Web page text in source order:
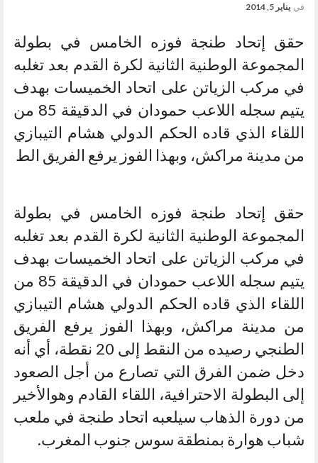
في يناير 5, 2014
حقق إتحاد طنجة فوزه الخامس في بطولة
المجموعة الوطنية الثانية لكرة القدم بعد تغلبه
في مركب الزياتن على اتحاد الخميسات بهدف
يتيم سجله اللاعب حمودان في الدقيقة 85 من
اللقاء الذي قاده الحكم الدولي هشام التيبازي
من مدينة مراكش، وبهذا الفوز يرفع الفريق الط
حقق إتحاد طنجة فوزه الخامس في بطولة
المجموعة الوطنية الثانية لكرة القدم بعد تغلبه
في مركب الزياتن على اتحاد الخميسات بهدف
يتيم سجله اللاعب حمودان في الدقيقة 85 من
اللقاء الذي قاده الحكم الدولي هشام التيبازي
من مدينة مراكش، وبهذا الفوز يرفع الفريق
الطنجي رصيده من النقط إلى 20 نقطة، أي أنه
دخل ضمن الفرق التي تصارع من أجل الصعود
إلى البطولة الاحترافية، اللقاء القادم وهوالأخير
من دورة الذهاب سيلعبه اتحاد طنجة في ملعب
شباب هوارة بمنطقة سوس جنوب المغرب.